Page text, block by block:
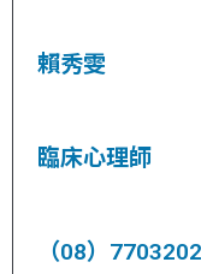
賴秀雯
臨床心理師
（08）